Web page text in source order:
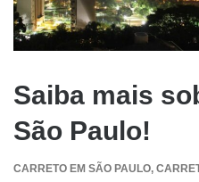
Saiba mais
São Paulo!
CARRETO EM SÃO PAULO,